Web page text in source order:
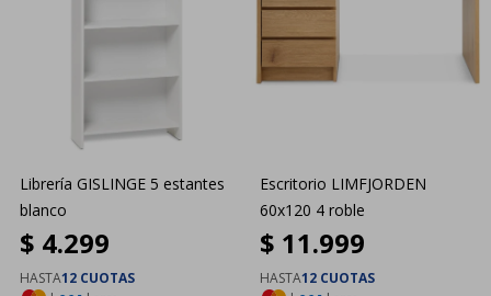
Librería GISLINGE 5 estantes
blanco
$ 4.299
HASTA12 CUOTAS
Escritorio LIMFJORDEN
60x120 4 roble
$ 11.999
HASTA12 CUOTAS